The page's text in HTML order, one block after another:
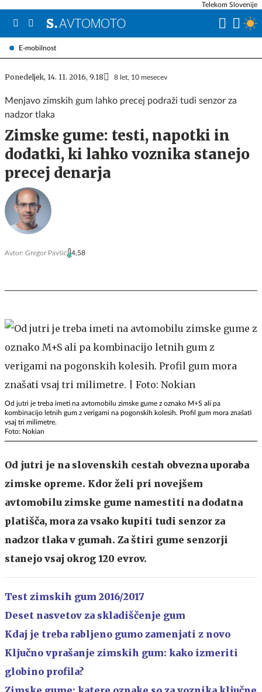
E-mobilnost
Telekom Slovenije
Ponedeljek, 14. 11. 2016, 9.18 8 let, 10 mesecev
Menjavo zimskih gum lahko precej podraži tudi senzor za
nadzor tlaka
Zimske gume: testi, napotki in
dodatki, ki lahko voznika stanejo
precej denarja
Avtor: Gregor Pavšič 4,58
Od jutri je treba imeti na avtomobilu zimske gume z oznako M+S ali pa
kombinacijo letnih gum z verigami na pogonskih kolesih. Profil gum mora znašati
vsaj tri milimetre.
Foto: Nokian
Od jutri je na slovenskih cestah obvezna uporaba
zimske opreme. Kdor želi pri novejšem
avtomobilu zimske gume namestiti na dodatna
platišča, mora za vsako kupiti tudi senzor za
nadzor tlaka v gumah. Za štiri gume senzorji
stanejo vsaj okrog 120 evrov.
Test zimskih gum 2016/2017
Deset nasvetov za skladiščenje gum
Kdaj je treba rabljeno gumo zamenjati z novo
Ključno vprašanje zimskih gum: kako izmeriti
globino profila?